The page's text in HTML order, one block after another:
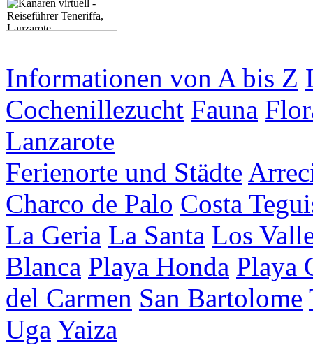
Informationen von A bis Z
Cochenillezucht Fauna
Lanzarote
Ferienorte und Städte
Charco de Palo Costa
La Geria La Santa Los
Blanca Playa Honda Playa
del Carmen San Bartolome
Uga Yaiza